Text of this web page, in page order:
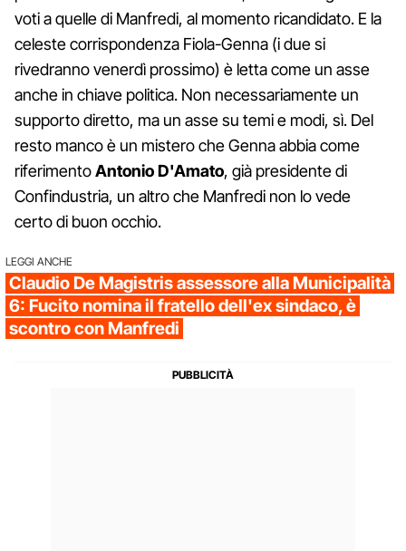
voti a quelle di Manfredi, al momento ricandidato. E la
celeste corrispondenza Fiola-Genna (i due si
rivedranno venerdì prossimo) è letta come un asse
anche in chiave politica. Non necessariamente un
supporto diretto, ma un asse su temi e modi, sì. Del
resto manco è un mistero che Genna abbia come
riferimentoAntonio D'Amato, già presidente di
Confindustria, un altro che Manfredi non lo vede
certo di buon occhio.
LEGGI ANCHE
Claudio De Magistris assessore alla Municipalità
6: Fucito nomina il fratello dell'ex sindaco, è
scontro con Manfredi